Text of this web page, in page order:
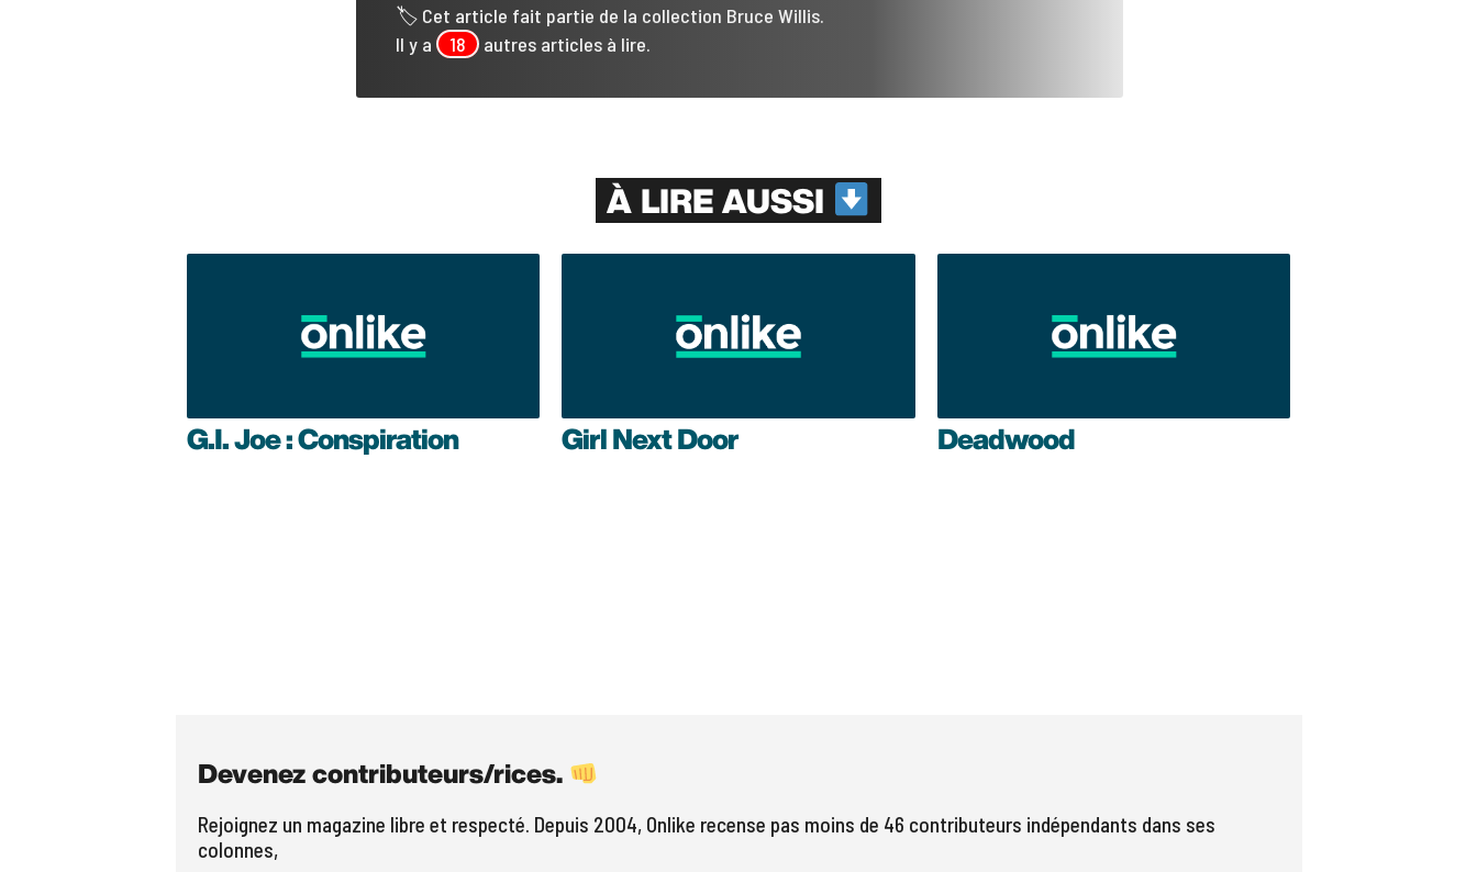
🏷 Cet article fait partie de la collection Bruce Willis.
Il y a 18 autres articles à lire.
À LIRE AUSSI
G.I. Joe : Conspiration Girl Next Door Deadwood
Devenez contributeurs/rices.
Rejoignez un magazine libre et respecté. Depuis 2004, Onlike recense pas moins de 46 contributeurs indépendants dans ses
colonnes,